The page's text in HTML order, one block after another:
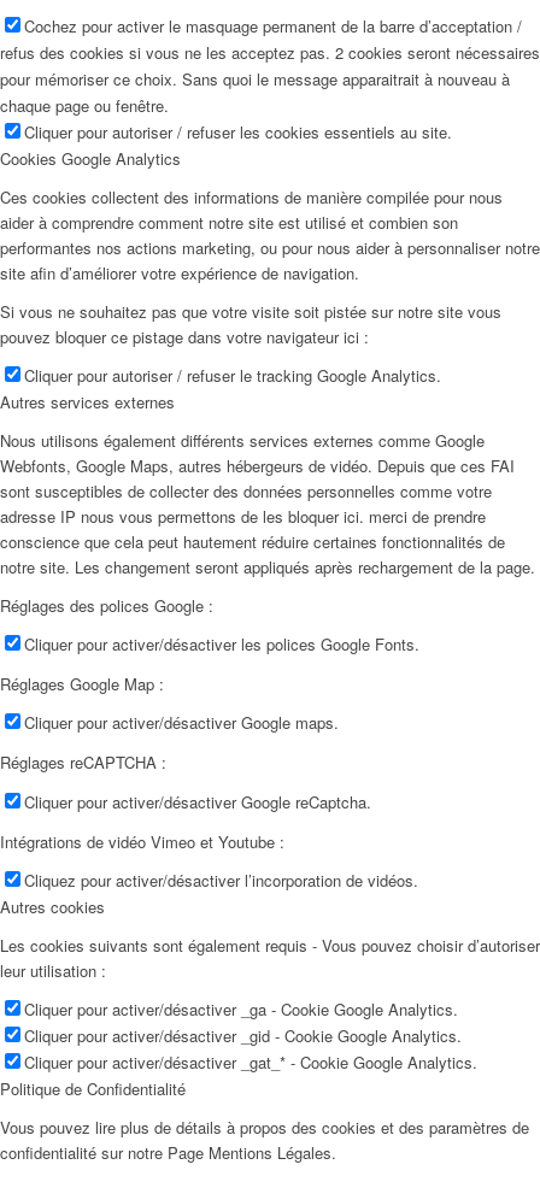
Cochez pour activer le masquage permanent de la barre d’acceptation /
refus des cookies si vous ne les acceptez pas. 2 cookies seront nécessaires
pour mémoriser ce choix. Sans quoi le message apparaitrait à nouveau à
chaque page ou fenêtre.
Cliquer pour autoriser / refuser les cookies essentiels au site.
Cookies Google Analytics
Ces cookies collectent des informations de manière compilée pour nous
aider à comprendre comment notre site est utilisé et combien son
performantes nos actions marketing, ou pour nous aider à personnaliser notre
site afin d’améliorer votre expérience de navigation.
Si vous ne souhaitez pas que votre visite soit pistée sur notre site vous
pouvez bloquer ce pistage dans votre navigateur ici :
Cliquer pour autoriser / refuser le tracking Google Analytics.
Autres services externes
Nous utilisons également différents services externes comme Google
Webfonts, Google Maps, autres hébergeurs de vidéo. Depuis que ces FAI
sont susceptibles de collecter des données personnelles comme votre
adresse IP nous vous permettons de les bloquer ici. merci de prendre
conscience que cela peut hautement réduire certaines fonctionnalités de
notre site. Les changement seront appliqués après rechargement de la page.
Réglages des polices Google :
Cliquer pour activer/désactiver les polices Google Fonts.
Réglages Google Map :
Cliquer pour activer/désactiver Google maps.
Réglages reCAPTCHA :
Cliquer pour activer/désactiver Google reCaptcha.
Intégrations de vidéo Vimeo et Youtube :
Cliquez pour activer/désactiver l’incorporation de vidéos.
Autres cookies
Les cookies suivants sont également requis - Vous pouvez choisir d’autoriser
leur utilisation :
Cliquer pour activer/désactiver _ga - Cookie Google Analytics.
Cliquer pour activer/désactiver _gid - Cookie Google Analytics.
Cliquer pour activer/désactiver _gat_* - Cookie Google Analytics.
Politique de Confidentialité
Vous pouvez lire plus de détails à propos des cookies et des paramètres de
confidentialité sur notre Page Mentions Légales.